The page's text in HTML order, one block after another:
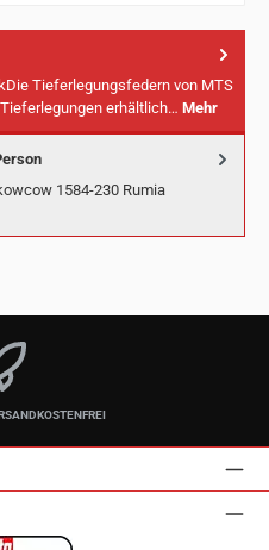
Tieferlegungsfedern von MTS
erhältlich… Mehr
1584-230 Rumia